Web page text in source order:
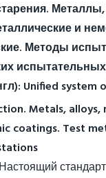
и
Методы
Unified system
Metals, alloys,
coatings. Test
Настоящий стандарт